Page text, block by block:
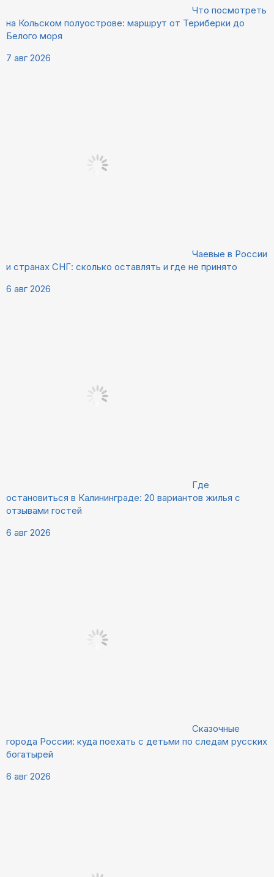
Что посмотреть
на Кольском полуострове: маршрут от Териберки до
Белого моря
7 авг 2026
Чаевые в России
и странах СНГ: сколько оставлять и где не принято
6 авг 2026
Где
остановиться в Калининграде: 20 вариантов жилья с
отзывами гостей
6 авг 2026
Сказочные
города России: куда поехать с детьми по следам русских
богатырей
6 авг 2026